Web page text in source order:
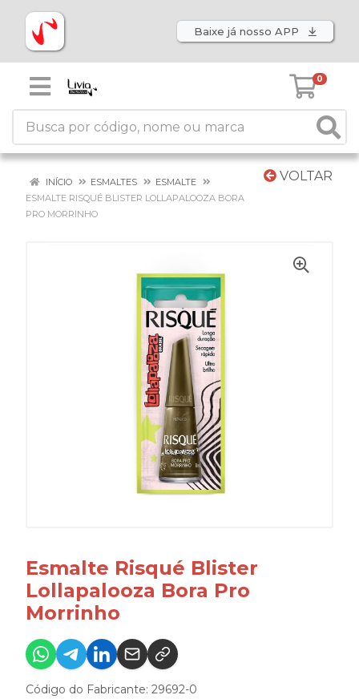
Baixe já nosso APP
0
VOLTAR
INÍCIO ESMALTES
ESMALTE
ESMALTE RISQUÉ BLISTER LOLLAPALOOZA BORA
PRO MORRINHO
Esmalte Risqué Blister
Lollapalooza Bora Pro
Morrinho
Código do Fabricante: 29692-0